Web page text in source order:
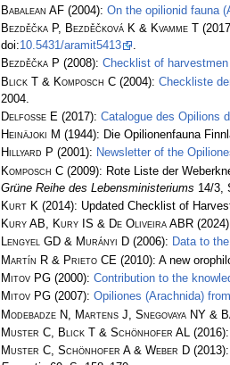
Babalean AF(2004): On the opilionid fauna
Bezděčka P, Bezděčková K & Kvamme T
doi:10.5431/aramit5413
.
Bezděčka P (2008): Checklist of
Blick T & Komposch C(2004): Checkliste
2004.
Delfosse E(2017): Catalogue des Opilions
Heinäjoki M (1944): Die Opilionenfauna
Hillyard P (2001): Newsletter of the
Komposch C(2009): Rote Liste der
Grüne Reihe des Lebensministeriums 14/3,
Kurt K(2014): Updated Checklist of
Kury AB, Kury IS & De Oliveira ABR
Lengyel GD & Murányi D(2006): Data to
Martín R & Prieto CE (2010): A new
Mitov PG(2000): Contribution to the
Mitov PG(2007): Opiliones (Arachnida)
Modebadze N, Martens J, Snegovaya NY &
Muster C, Blick T & Schönhofer AL
(2016):
Muster C, Schönhofer A & Weber D(2013):